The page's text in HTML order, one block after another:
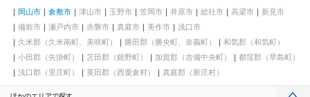
岡山市 倉敷市 津山市 玉野市 笠岡市 井原市 総社市 高梁市
新見市
備前市
瀬戸内市 赤磐市 真庭市 美作市
浅口市
久米郡（久米南町、美咲町）
勝田郡（勝央町、奈義町）
和気郡（和気町）
小田郡（矢掛町）
苫田郡（鏡野町） 加賀郡（吉備中央町）
都窪郡（早島町）
浅口郡（里庄町）
英田郡（西粟倉村） 真庭郡（新庄村）